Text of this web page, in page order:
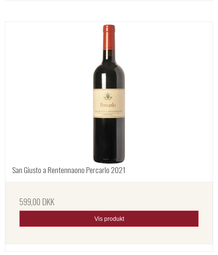
San Giusto a Rentennaono Percarlo 2021
599,00 DKK
Vis produkt